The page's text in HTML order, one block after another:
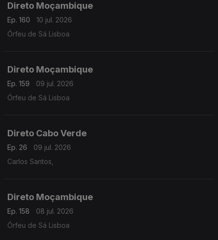
Direto Moçambique
Ep. 160
10 jul. 2026
Órfeu de Sá Lisboa
Direto Moçambique
Ep. 159
09 jul. 2026
Órfeu de Sá Lisboa
Direto Cabo Verde
Ep. 26
09 jul. 2026
Carlos Santos,
Direto Moçambique
Ep. 158
08 jul. 2026
Órfeu de Sá Lisboa